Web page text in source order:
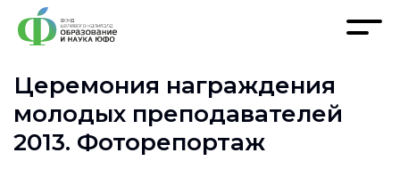
Церемония награждения
молодых преподавателей
2013. Фоторепортаж